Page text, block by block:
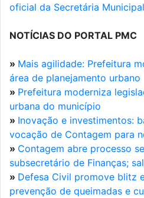
oficial da Secretária
NOTÍCIAS DO PORTAL PMC
» Mais agilidade: Prefeitura
área de planejamento urbano
» Prefeitura moderniza
urbana do município
» Inovação e investimentos:
vocação de Contagem para
» Contagem abre processo
subsecretário de Finanças;
» Defesa Civil promove blitz
prevenção de queimadas e